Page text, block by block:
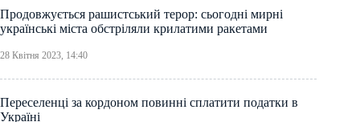
Продовжується рашистський терор: сьогодні мирні
українські міста обстріляли крилатими ракетами
28 Квітня 2023, 14:40
Переселенці за кордоном повинні сплатити податки в
Україні